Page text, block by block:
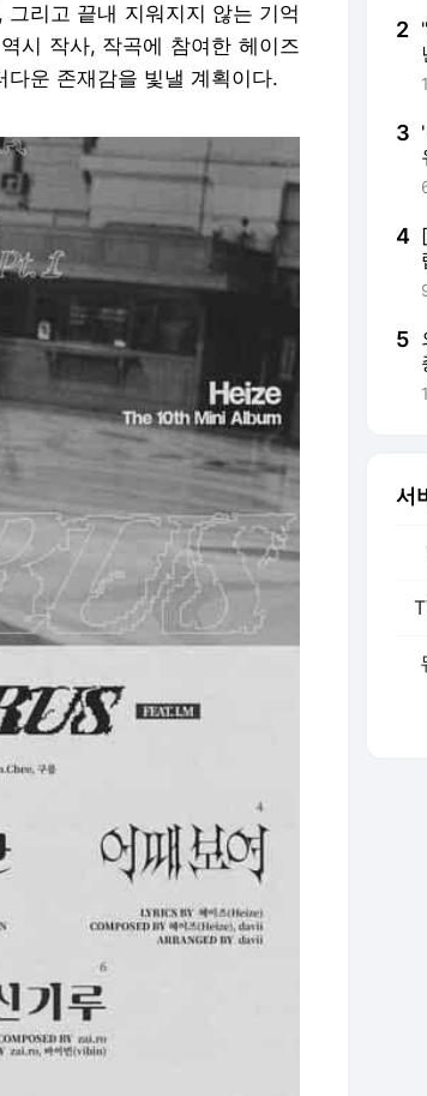
리고 끝내 지워지지 않는 기억
시 작사, 작곡에 참여한 헤이즈
운 존재감을 빛낼 계획이다.
2
3
4
5
서